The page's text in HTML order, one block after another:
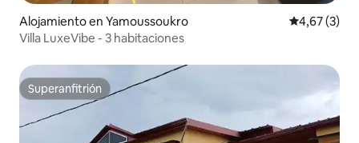
Alojamiento en Yamoussoukro Calificación
4,67 (3)
Villa LuxeVibe - 3 habitaciones
Superanfitrión
Superanfitrión